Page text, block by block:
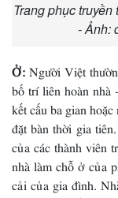
Trang phục
- Ảnh:
Ở:Người Việt
bố trí liên hoàn nhà
kết cấu ba gian
đặt bàn thời gia
của các thành viên
nhà làm chỗ ở của
cải của gia đình.